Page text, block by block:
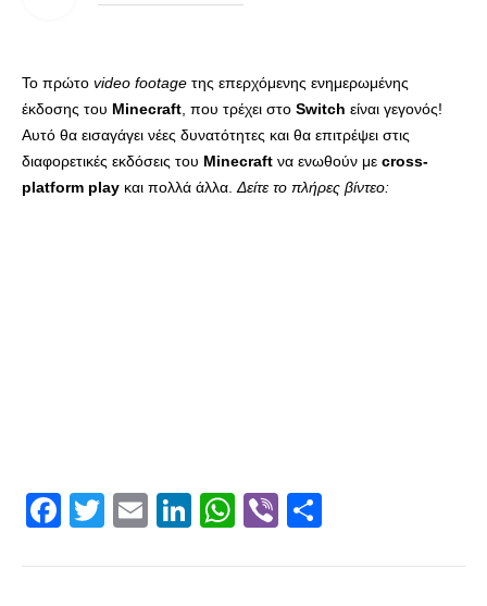
Το πρώτο video footage της επερχόμενης ενημερωμένης
έκδοσης του Minecraft , που τρέχει στο Switch είναι γεγονός!
Αυτό θα εισαγάγει νέες δυνατότητες και θα επιτρέψει στις
διαφορετικές εκδόσεις του Minecraft να ενωθούν με cross-
platform play και πολλά άλλα. Δείτε το πλήρες βίντεο:
Facebook
Twitter
EmailLinkedIn
WhatsApp
Viber